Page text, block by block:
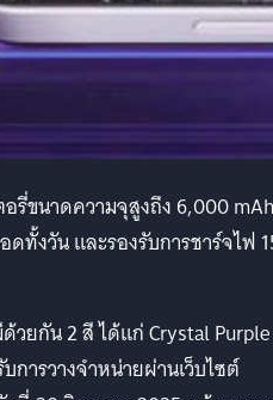
รี่ขนาดความจุสูงถึง 6,000
ทั้งวัน และรองรับการชาร์จไฟ
วยกัน 2 สี ได้แก่ Crystal Purple
การวางจำหน่ายผ่านเว็บไซต์